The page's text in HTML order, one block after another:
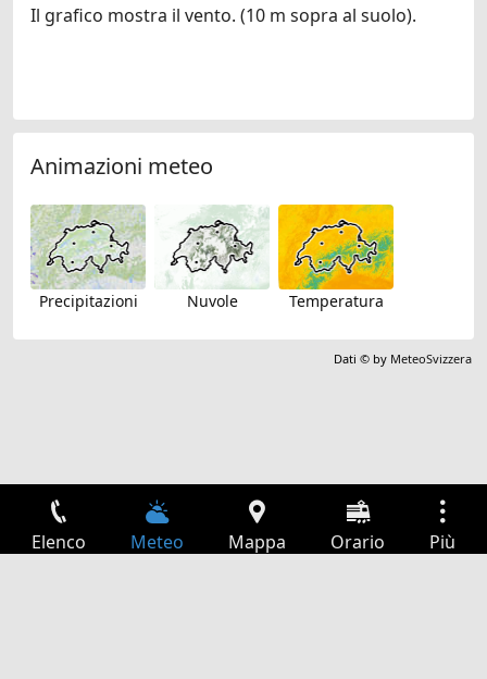
Il grafico mostra il vento. (10 m sopra al suolo).
Animazioni meteo
Precipitazioni Nuvole Temperatura
Dati © by MeteoSvizzera
Elenco Meteo Mappa Orario Più